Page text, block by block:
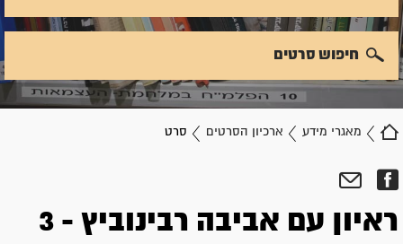
מאגרי מידע ארכיון הסרטים סרט
חיפוש סרטים
ראיון עם אביבה רבינוביץ - 3